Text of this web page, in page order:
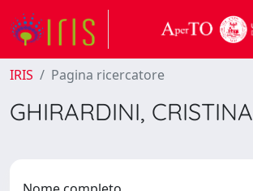
IRIS Pagina ricercatore
GHIRARDINI, CRISTINA